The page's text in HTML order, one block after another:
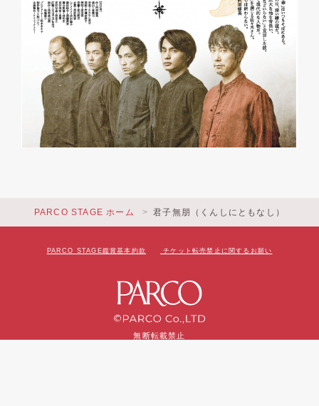
PARCO STAGE ホーム 君子無朋（くんしにともなし）
PARCO STAGE鑑賞基本約款 チケット転売禁止に関するお願い
無断転載禁止